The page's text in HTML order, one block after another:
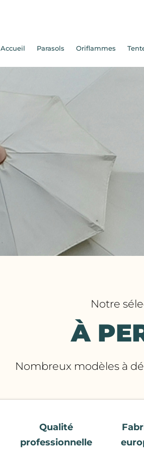
Accueil Parasols Oriflammes
Notre
À
Nombreux modèles à
Qualité
professionnelle